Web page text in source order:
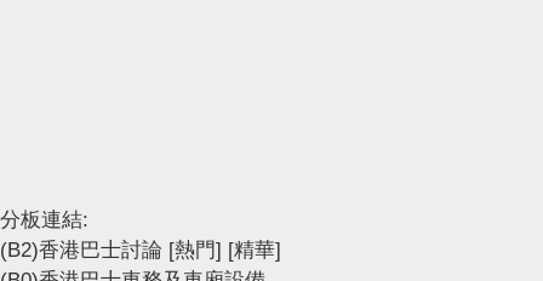
分板連結:
(B2)香港巴士討論 [熱門] [精華]